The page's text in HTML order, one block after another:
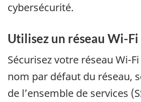
cybersécurité.
Utilisez un réseau Wi-Fi
Sécurisez votre réseau Wi-
nom par défaut du réseau,
de l’ensemble de services